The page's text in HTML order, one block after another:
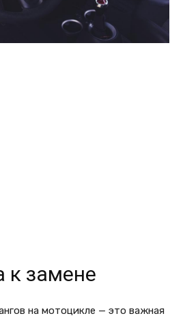
к замене
на мотоцикле — это важная